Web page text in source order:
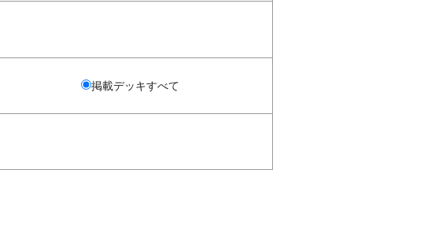
掲載デッキすべて